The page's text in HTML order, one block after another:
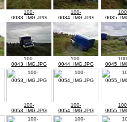
100-
0033_IMG.JPG
100-
0034_IMG.JPG
100-
0043_IMG.JPG
100-
0044_IMG.JPG
100-
0053_IMG.JPG
100-
0054_IMG.JPG